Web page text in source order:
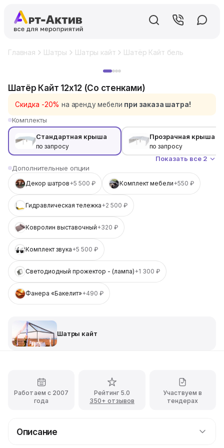
Главная Шатры Шатры кайт Шатёр Кайт белый 12x12 (Со
Шатёр Кайт 12x12 (Со стенками)
Скидка -20% на аренду мебели при заказа шатра!
Комплекты
Стандартная крыша
по запросу
Прозрачная крыша
по запросу
Показать все 2
Дополнительные опции
Декор шатров+5 500 ₽ Комплект мебели+550 ₽
Гидравлическая тележка+2 500 ₽
Ковролин выставочный+320 ₽
Комплект звука+5 500 ₽
Светодиодный прожектор - (лампа)+1 300 ₽
Фанера «Бакелит»+490 ₽
Шатры кайт
Работаем с 2007
года
Рейтинг 5.0
350+ отзывов
Участвуем в
тендерах
Описание